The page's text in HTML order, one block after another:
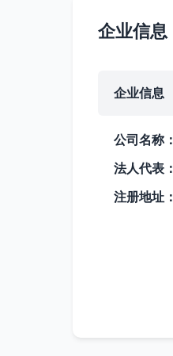
企业信息
企业信息
公司名称：
法人代表：
注册地址：